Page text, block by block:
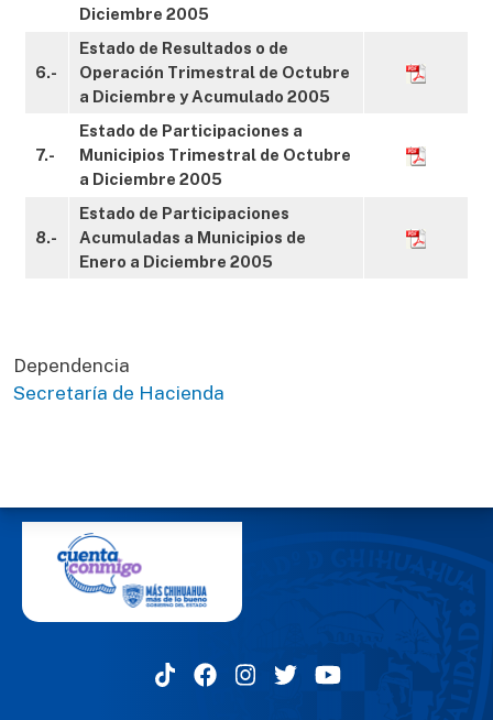
Diciembre 2005
6.-
Estado de Resultados o de
Operación Trimestral de Octubre
a Diciembre y Acumulado 2005
7.-
Estado de Participaciones a
Municipios Trimestral de Octubre
a Diciembre 2005
8.-
Estado de Participaciones
Acumuladas a Municipios de
Enero a Diciembre 2005
Dependencia
Secretaría de Hacienda